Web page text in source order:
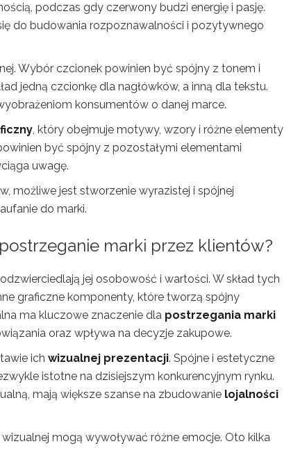
podczas gdy czerwony budzi energię i pasję.
do budowania rozpoznawalności i pozytywnego
Wybór czcionek powinien być spójny z tonem i
jedną czcionkę dla nagłówków, a inną dla tekstu.
konsumentów o danej marce.
, który obejmuje motywy, wzory i różne elementy
być spójny z pozostałymi elementami
uwagę.
możliwe jest stworzenie wyrazistej i spójnej
do marki.
marki przez klientów?
jej osobowość i wartości. W skład tych
graficzne komponenty, które tworzą spójny
ma kluczowe znaczenie dla postrzegania marki
oraz wpływa na decyzje zakupowe.
ich wizualnej prezentacji. Spójne i estetyczne
istotne na dzisiejszym konkurencyjnym rynku.
mają większe szanse na zbudowanie lojalności
mogą wywoływać różne emocje. Oto kilka